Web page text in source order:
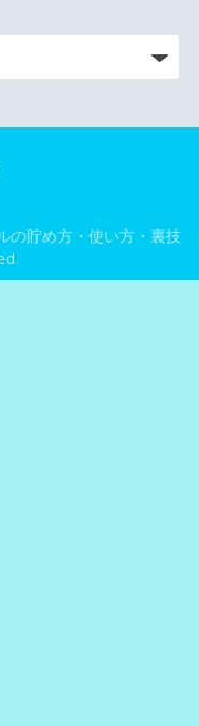
の貯め方・使い方・裏技